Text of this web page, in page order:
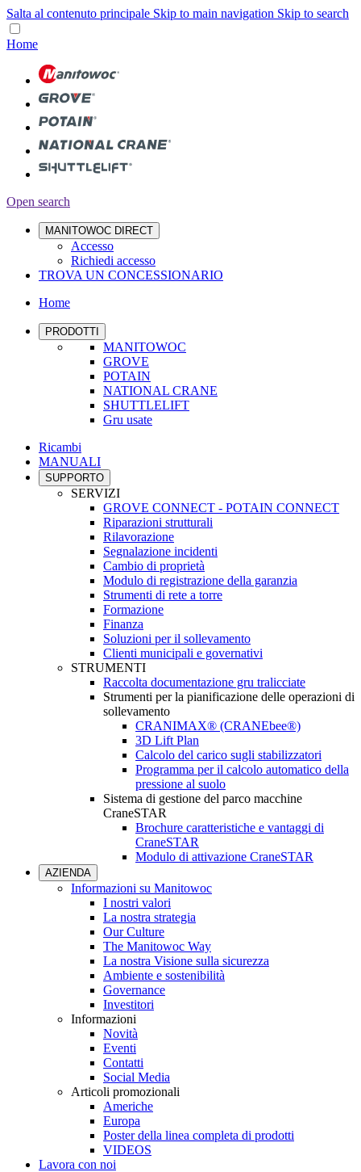
Salta al contenuto principale Skip to main navigation Skip to search
Home
Open search
MANITOWOC DIRECT
Accesso
Richiedi accesso
TROVA UN CONCESSIONARIO
Home
PRODOTTI
MANITOWOC
GROVE
POTAIN
NATIONAL CRANE
SHUTTLELIFT
Gru usate
Ricambi
MANUALI
SUPPORTO
SERVIZI
GROVE CONNECT - POTAIN CONNECT
Riparazioni strutturali
Rilavorazione
Segnalazione incidenti
Cambio di proprietà
Modulo di registrazione della garanzia
Strumenti di rete a torre
Formazione
Finanza
Soluzioni per il sollevamento
Clienti municipali e governativi
STRUMENTI
Raccolta documentazione gru tralicciate
Strumenti per la pianificazione delle operazioni di
sollevamento
CRANIMAX® (CRANEbee®)
3D Lift Plan
Calcolo del carico sugli stabilizzatori
Programma per il calcolo automatico della
pressione al suolo
Sistema di gestione del parco macchine
CraneSTAR
Brochure caratteristiche e vantaggi di
CraneSTAR
Modulo di attivazione CraneSTAR
AZIENDA
Informazioni su Manitowoc
I nostri valori
La nostra strategia
Our Culture
The Manitowoc Way
La nostra Visione sulla sicurezza
Ambiente e sostenibilità
Governance
Investitori
Informazioni
Novità
Eventi
Contatti
Social Media
Articoli promozionali
Americhe
Europa
Poster della linea completa di prodotti
VIDEOS
Lavora con noi